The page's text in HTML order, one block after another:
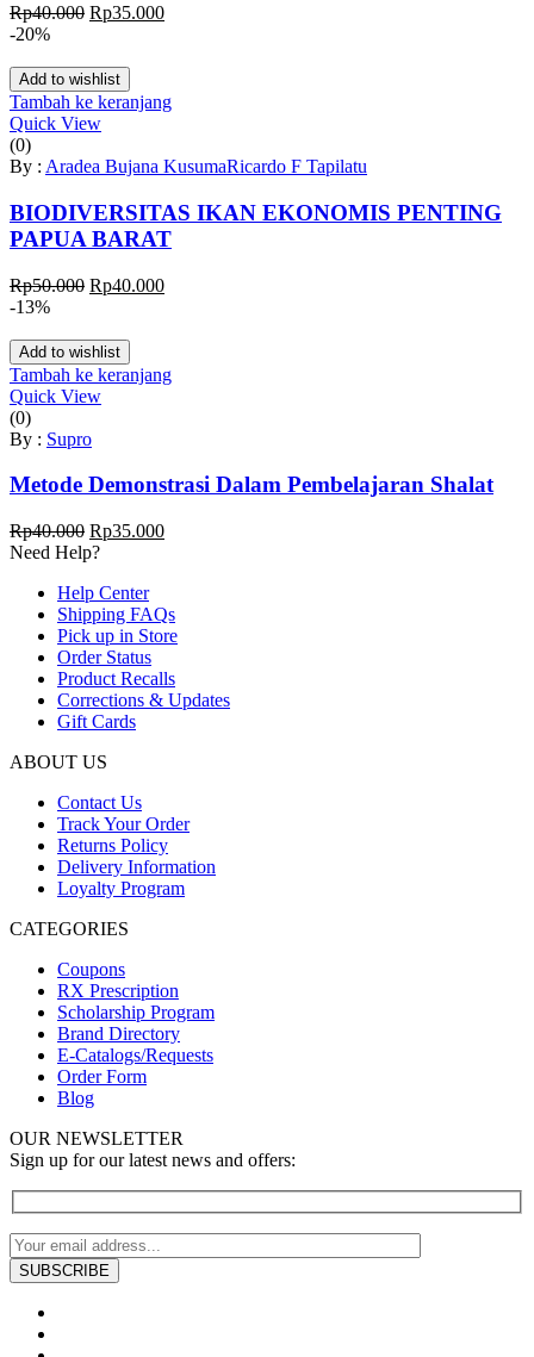
Rp40.000 Harga
Rp40.000.
Rp35.000Harga
Rp35.000.
-20%
Add to wishlist
Tambah ke keranjang
Quick View
(0)
By : Aradea Bujana KusumaRicardo F Tapilatu
BIODIVERSITAS IKAN EKONOMIS PENTING
PAPUA BARAT
Rp50.000 Harga
Rp50.000.
Rp40.000Harga
Rp40.000.
-13%
Add to wishlist
Tambah ke keranjang
Quick View
(0)
By : Supro
Metode Demonstrasi Dalam Pembelajaran Shalat
Rp40.000 Harga
aslinya
Rp40.000.
Rp35.000Harga
Rp35.000.
Need Help?
Help Center
Shipping FAQs
Pick up in Store
Order Status
Product Recalls
Corrections & Updates
Gift Cards
ABOUT US
Contact Us
Track Your Order
Returns Policy
Delivery Information
Loyalty Program
CATEGORIES
Coupons
RX Prescription
Scholarship Program
Brand Directory
E-Catalogs/Requests
Order Form
Blog
OUR NEWSLETTER
Sign up for our latest news and offers: